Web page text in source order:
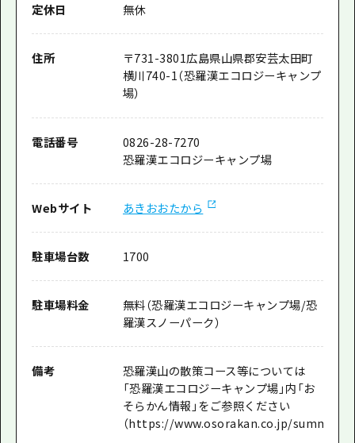
定休日 無休
住所 〒731-3801広島県山県郡安芸太田町
横川740-1（恐羅漢エコロジーキャンプ
場）
電話番号
0826-28-7270
恐羅漢エコロジーキャンプ場
Webサイト あきおおたから
駐車場台数 1700
駐車場料金
無料（恐羅漢エコロジーキャンプ場/恐
羅漢スノーパーク）
備考
恐羅漢山の散策コース等については
「恐羅漢エコロジーキャンプ場」内「お
そらかん情報」をご参照ください
（https://www.osorakan.co.jp/summer/